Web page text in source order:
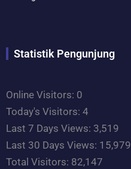
Statistik Pengunjung
Online Visitors: 0
Today's Visitors: 4
Last 7 Days Views: 3,519
Last 30 Days Views: 15,979
Total Visitors: 82,147